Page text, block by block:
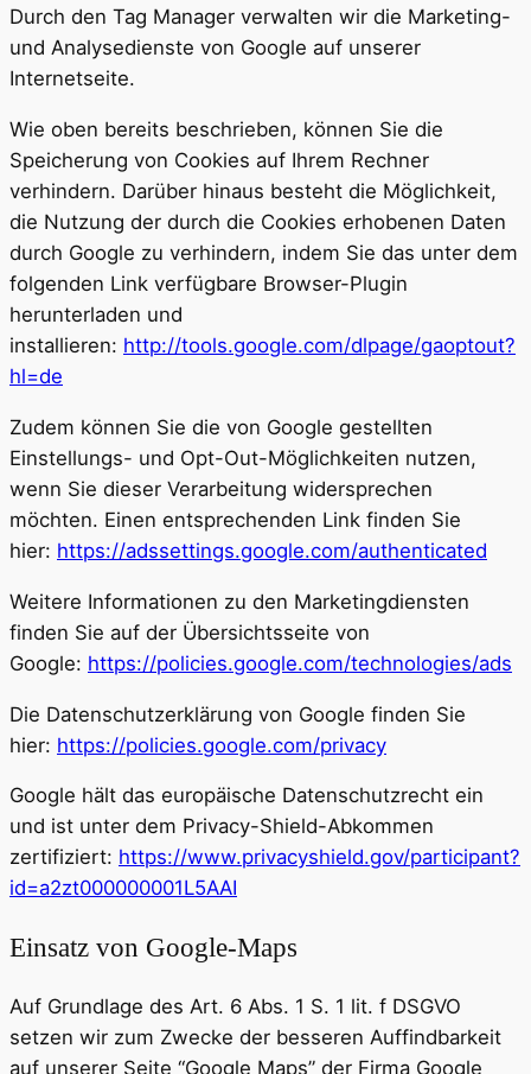
Durch den Tag Manager verwalten wir die Marketing-
und Analysedienste von Google auf unserer
Internetseite.
Wie oben bereits beschrieben, können Sie die
Speicherung von Cookies auf Ihrem Rechner
verhindern. Darüber hinaus besteht die Möglichkeit,
die Nutzung der durch die Cookies erhobenen Daten
durch Google zu verhindern, indem Sie das unter dem
folgenden Link verfügbare Browser-Plugin
herunterladen und
installieren: http://tools.google.com/dlpage/gaoptout?
hl=de
Zudem können Sie die von Google gestellten
Einstellungs- und Opt-Out-Möglichkeiten nutzen,
wenn Sie dieser Verarbeitung widersprechen
möchten. Einen entsprechenden Link finden Sie
hier: https://adssettings.google.com/authenticated
Weitere Informationen zu den Marketingdiensten
finden Sie auf der Übersichtsseite von
Google: https://policies.google.com/technologies/ads
Die Datenschutzerklärung von Google finden Sie
hier: https://policies.google.com/privacy
Google hält das europäische Datenschutzrecht ein
und ist unter dem Privacy-Shield-Abkommen
zertifiziert: https://www.privacyshield.gov/participant?
id=a2zt000000001L5AAI
Einsatz von Google-Maps
Auf Grundlage des Art. 6 Abs. 1 S. 1 lit. f DSGVO
setzen wir zum Zwecke der besseren Auffindbarkeit
auf unserer Seite “Google Maps” der Firma Google